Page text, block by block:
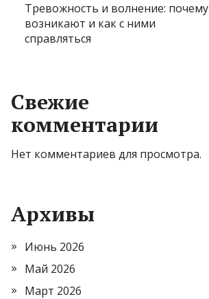
Тревожность и волнение: почему
возникают и как с ними
справляться
Свежие
комментарии
Нет комментариев для просмотра.
Архивы
Июнь 2026
Май 2026
Март 2026